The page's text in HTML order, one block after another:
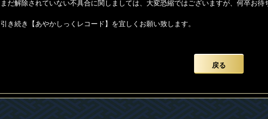
まだ解除されていない不具合に関しましては、大変恐縮ではございますが、何卒お待
引き続き【あやかしっくレコード】を宜しくお願い致します。
戻る